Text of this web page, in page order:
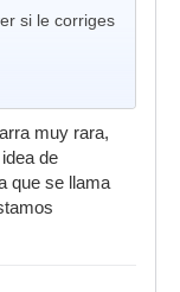
si le corriges
muy rara,
de
que se llama